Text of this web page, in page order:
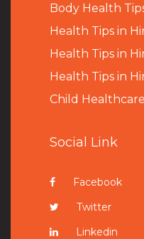
Body Health
Health Tips in
Health Tips in
Health Tips in
Child
Social Link
Facebook
Twitter
Linkedin